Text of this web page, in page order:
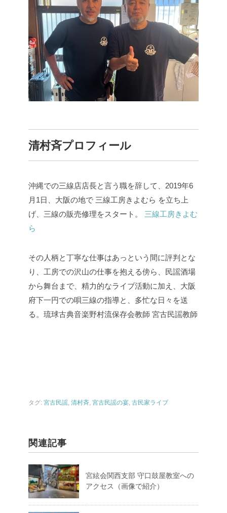
清村斉プロフィール
沖縄での三線店店長と言う職を辞して、2019年6
月1日、大阪の地で 三線工房きよむら を立ち上
げ、三線の販売修理をスタート。
三線工房きよむ
ら
その人柄と丁寧な仕事はあっという間に評判とな
り、工房での沢山の仕事を抱える傍ら、民謡酒場
から舞台まで、精力的なライブ活動に加え、大阪
府下一円での唄三線の指導と、多忙な日々を送
る。琉球古典音楽野村流保存会教師 宮古民謡教師
タグ: 宮古民謡, 清村斉, 宮古民謡の宴, 古民家ライブ
関連記事
宮絃会関西支部 守口鼓屋教室への
アクセス（画像で紹介）